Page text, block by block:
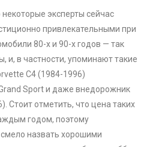
эксперты сейчас
привлекательными при
80-х и 90-х годов — так
и, в частности, упоминают такие
C4 (1984-1996)
Sport и даже внедорожник
Стоит отметить, что цена таких
годом, поэтому
назвать хорошими